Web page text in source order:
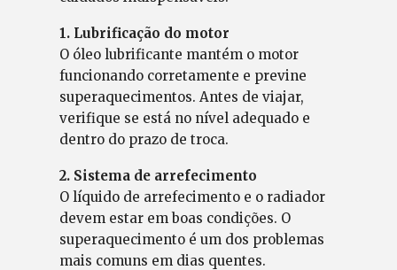
1. Lubrificação do motor
O óleo lubrificante mantém o motor
funcionando corretamente e previne
superaquecimentos. Antes de viajar,
verifique se está no nível adequado e
dentro do prazo de troca.
2. Sistema de arrefecimento
O líquido de arrefecimento e o radiador
devem estar em boas condições. O
superaquecimento é um dos problemas
mais comuns em dias quentes.